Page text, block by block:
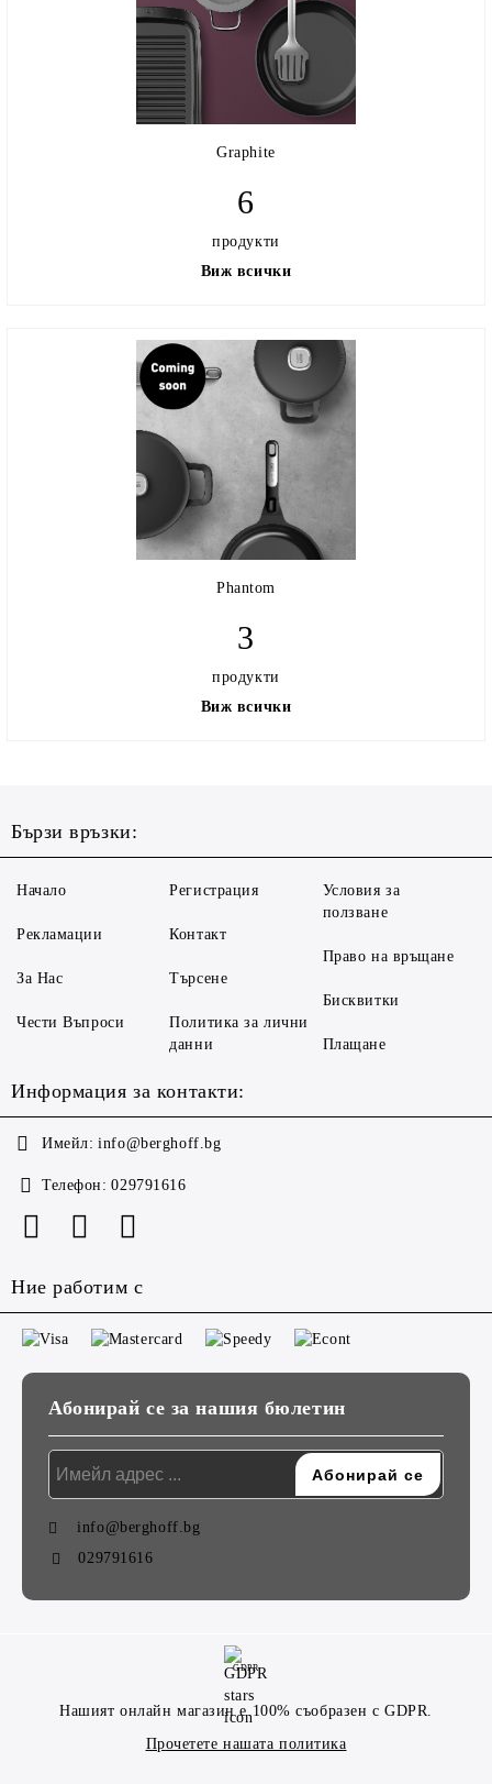
Graphite
6
продукти
Виж всички
Phantom
3
продукти
Виж всички
Бързи връзки:
Начало
Рекламации
За Нас
Чести Въпроси
Регистрация
Контакт
Търсене
Политика за лични
данни
Условия за
ползване
Право на връщане
Бисквитки
Плащане
Информация за контакти:
Имейл: info@berghoff.bg
Телефон: 029791616
Ние работим с
Абонирай се за нашия бюлетин
info@berghoff.bg
029791616
GDPR
Нашият онлайн магазин е 100% съобразен с GDPR.
Прочетете нашата политика